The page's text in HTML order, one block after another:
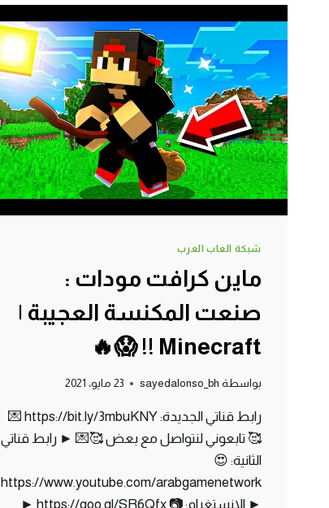
شبكة العاب العرب
ماين كرافت مودات :
صنعت المكنسة العجيبة |
Minecraft !! 😱🔥
بواسطة sayedalonso_bh 23 مايو، 2021
رابط قناتي الجديدة: https://bit.ly/3mbuKNY 💌
🥰 تابعوني لنتواصل مع بعض 🥰💌 ► رابط قناتي
الثانية: 😍
https://www.youtube.com/arabgamenetwork
► الانستغرام: 📷 https://goo.gl/SR6Qfx ►